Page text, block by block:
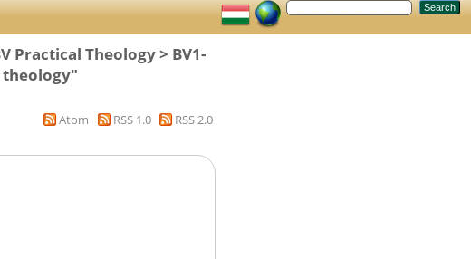
Practical Theology > BV1-
theology"
Atom RSS 1.0 RSS 2.0